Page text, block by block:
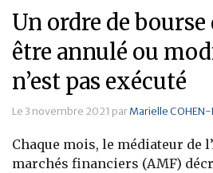
Un ordre de
être annulé ou
n’est pas exécuté
Le 3 novembre 2021 parMarielle COHEN-
Chaque mois, le médiateur de
marchés financiers (AMF)